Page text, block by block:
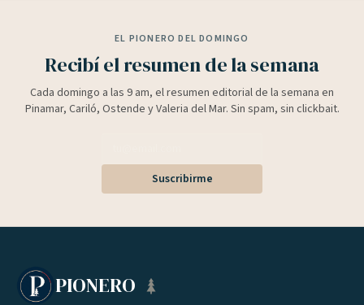
EL PIONERO DEL DOMINGO
Recibí el resumen de la semana
Cada domingo a las 9 am, el resumen editorial de la semana en
Pinamar, Cariló, Ostende y Valeria del Mar. Sin spam, sin clickbait.
Suscribirme
PIONERO